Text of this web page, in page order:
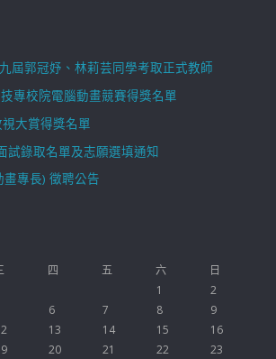
屆郭冠妤、林莉芸同學考取正式教師
專校院電腦動畫競賽得獎名單
視大賞得獎名單
試錄取名單及志願選填通知
專長) 徵聘公告
四 五 六
日
1
2
6 7 8
9
13 14 15
16
20 21 22
23